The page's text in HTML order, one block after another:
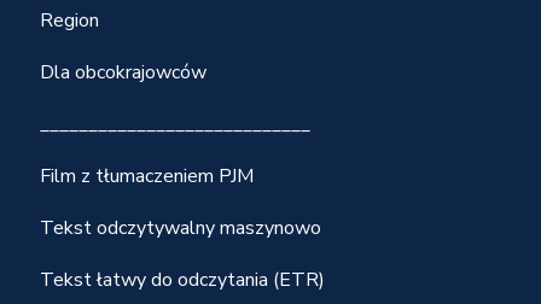
Region
Dla obcokrajowców
____________________________
Film z tłumaczeniem PJM
Tekst odczytywalny maszynowo
Tekst łatwy do odczytania (ETR)